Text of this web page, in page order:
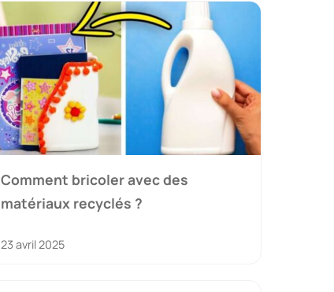
Comment bricoler avec des
matériaux recyclés ?
23 avril 2025